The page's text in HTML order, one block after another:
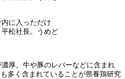
に入っただけ
松社長。うめど
厚。牛や豚のレバーなどに含まれ
多く含まれていることが県養鶏研究